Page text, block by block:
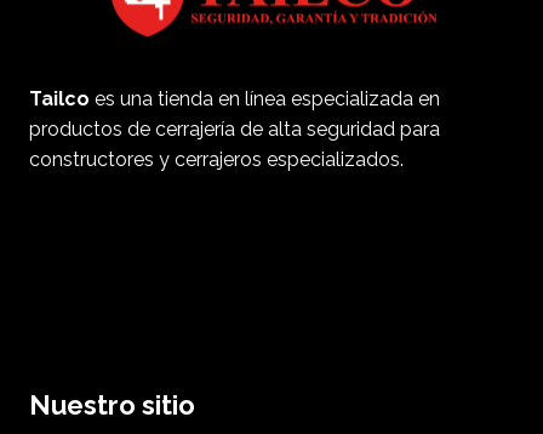
Tailco es una tienda en línea especializada en
productos de cerrajería de alta seguridad para
constructores y cerrajeros especializados.
Nuestro sitio